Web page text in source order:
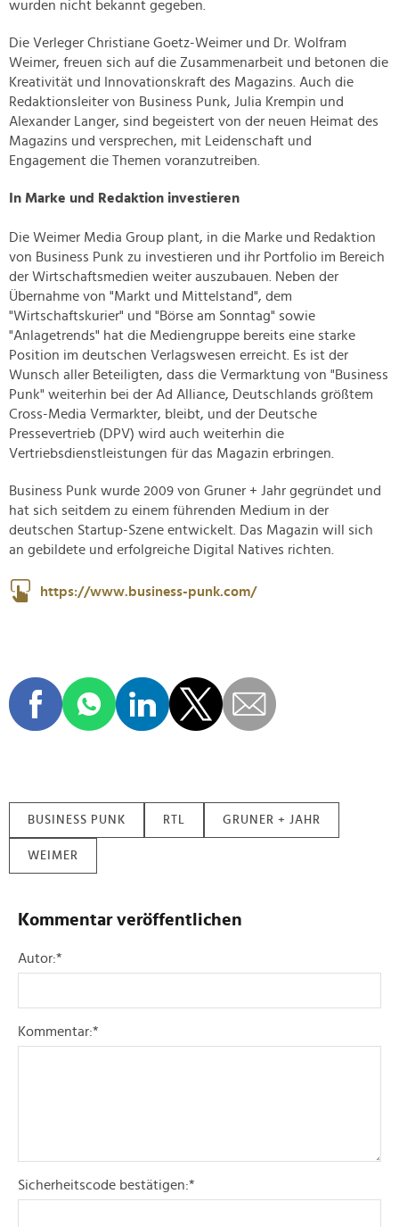
wurden nicht bekannt gegeben.
Die Verleger Christiane Goetz-Weimer und Dr. Wolfram
Weimer, freuen sich auf die Zusammenarbeit und betonen die
Kreativität und Innovationskraft des Magazins. Auch die
Redaktionsleiter von Business Punk, Julia Krempin und
Alexander Langer, sind begeistert von der neuen Heimat des
Magazins und versprechen, mit Leidenschaft und
Engagement die Themen voranzutreiben.
In Marke und Redaktion investieren
Die Weimer Media Group plant, in die Marke und Redaktion
von Business Punk zu investieren und ihr Portfolio im Bereich
der Wirtschaftsmedien weiter auszubauen. Neben der
Übernahme von "Markt und Mittelstand", dem
"Wirtschaftskurier" und "Börse am Sonntag" sowie
"Anlagetrends" hat die Mediengruppe bereits eine starke
Position im deutschen Verlagswesen erreicht. Es ist der
Wunsch aller Beteiligten, dass die Vermarktung von "Business
Punk" weiterhin bei der Ad Alliance, Deutschlands größtem
Cross-Media Vermarkter, bleibt, und der Deutsche
Pressevertrieb (DPV) wird auch weiterhin die
Vertriebsdienstleistungen für das Magazin erbringen.
Business Punk wurde 2009 von Gruner + Jahr gegründet und
hat sich seitdem zu einem führenden Medium in der
deutschen Startup-Szene entwickelt. Das Magazin will sich
an gebildete und erfolgreiche Digital Natives richten.
https://www.business-punk.com/
BUSINESS PUNK RTL GRUNER + JAHR
WEIMER
Kommentar veröffentlichen
Autor:*
Kommentar:*
Sicherheitscode bestätigen:*